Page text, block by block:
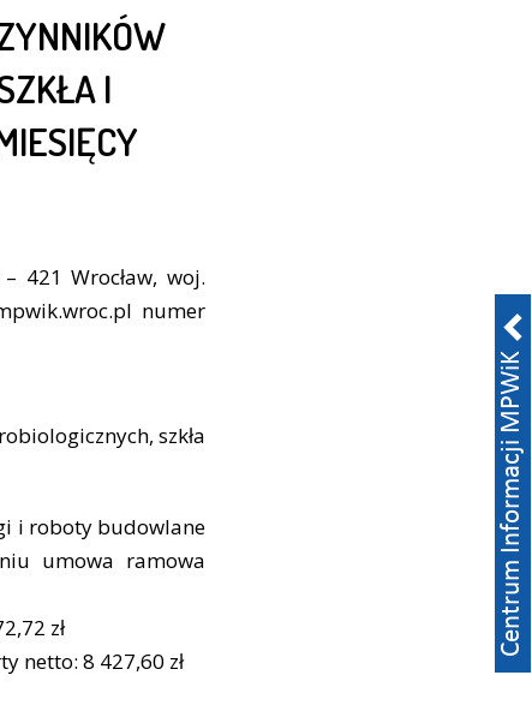
I
421 Wrocław, woj.
numer
szkła
i roboty budowlane
umowa ramowa
zł
netto: 8 427,60 zł